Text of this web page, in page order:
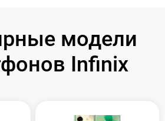
модели
Infinix